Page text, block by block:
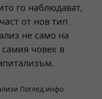
го наблюдават,
от нов тип
не само на
човек в
Поглед.инфо